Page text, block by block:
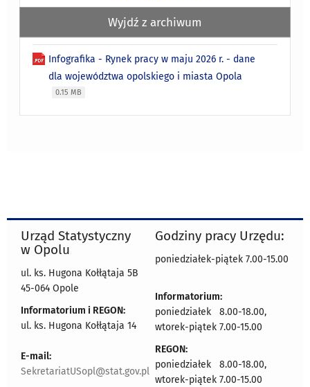
Wyjdź z archiwum
Infografika - Rynek pracy w maju 2026 r. - dane
dla województwa opolskiego i miasta Opola
0.15 MB
Urząd Statystyczny
w Opolu
ul. ks. Hugona Kołłątaja 5B
45-064 Opole
Informatorium i REGON:
ul. ks. Hugona Kołłątaja 14
E-mail:
SekretariatUSopl@stat.gov.pl
Godziny pracy Urzędu:
poniedziałek-piątek 7.00-15.00
Informatorium:
poniedziałek 8.00-18.00,
wtorek-piątek 7.00-15.00
REGON:
poniedziałek 8.00-18.00,
wtorek-piątek 7.00-15.00